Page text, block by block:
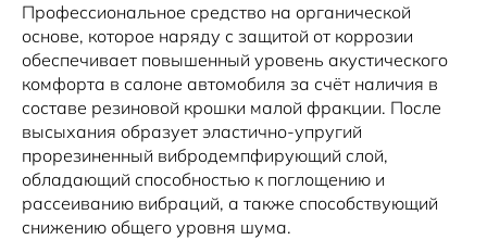
Профессиональное средство на органической
основе, которое наряду с защитой от коррозии
обеспечивает повышенный уровень акустического
комфорта в салоне автомобиля за счёт наличия в
составе резиновой крошки малой фракции. После
высыхания образует эластично-упругий
прорезиненный вибродемпфирующий слой,
обладающий способностью к поглощению и
рассеиванию вибраций, а также способствующий
снижению общего уровня шума.